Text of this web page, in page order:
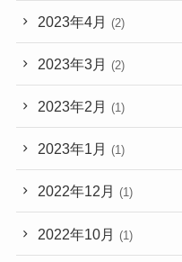
2023年4月 (2)
2023年3月 (2)
2023年2月 (1)
2023年1月 (1)
2022年12月 (1)
2022年10月 (1)